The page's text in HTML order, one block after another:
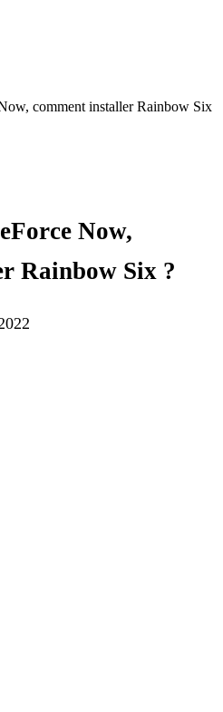
comment installer Rainbow Six
Now,
Rainbow Six ?